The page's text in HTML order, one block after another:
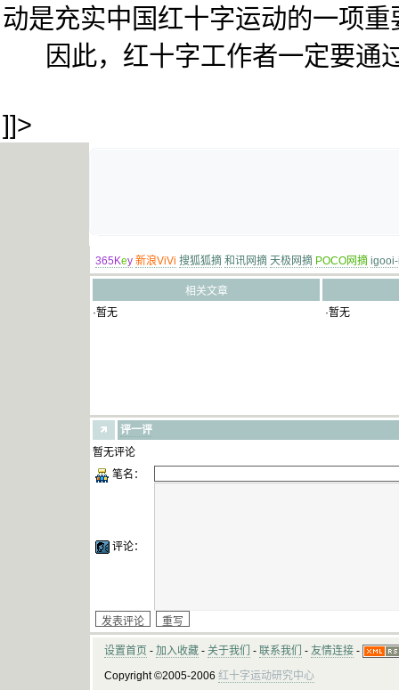
动是充实中国红十字运动的一项
因此，红十字工作者一定要通过
]]>
365Key 新浪ViVi 搜狐狐摘 和讯网摘 天极网摘 POCO网摘
相关文章
·暂无
·暂无
评一评
暂无评论
笔名：
评论：
设置首页 - 加入收藏 - 关于我们 - 联系我们 - 友情连接 -
Copyright ©2005-2006 红十字运动研究中心